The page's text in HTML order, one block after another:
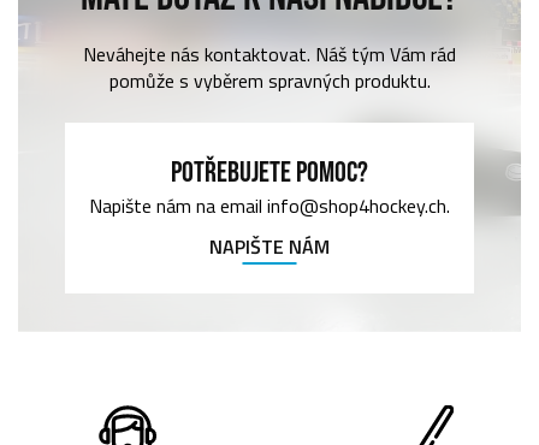
Neváhejte nás kontaktovat. Náš tým Vám rád
pomůže s vyběrem spravných produktu.
POTŘEBUJETE POMOC?
Napište nám na email info@shop4hockey.ch.
NAPIŠTE NÁM